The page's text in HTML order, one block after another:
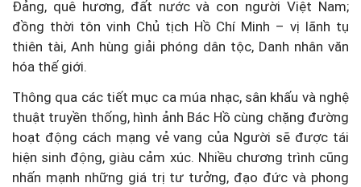
Đảng, quê hương, đất nước và con người Việt Nam;
đồng thời tôn vinh Chủ tịch Hồ Chí Minh – vị lãnh tụ
thiên tài, Anh hùng giải phóng dân tộc, Danh nhân văn
hóa thế giới.
Thông qua các tiết mục ca múa nhạc, sân khấu và nghệ
thuật truyền thống, hình ảnh Bác Hồ cùng chặng đường
hoạt động cách mạng vẻ vang của Người sẽ được tái
hiện sinh động, giàu cảm xúc. Nhiều chương trình cũng
nhấn mạnh những giá trị tư tưởng, đạo đức và phong